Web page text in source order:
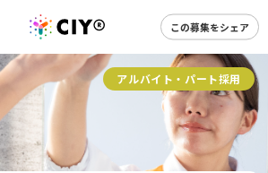
この募集をシェア
アルバイト・パート採用